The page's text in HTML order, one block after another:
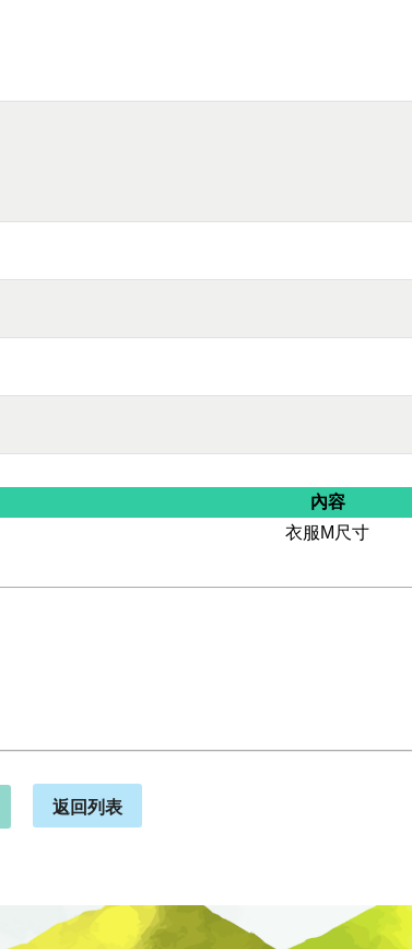
內容
衣服M尺寸
返回列表